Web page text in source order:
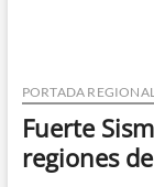
PORTADA
Fuerte
regiones